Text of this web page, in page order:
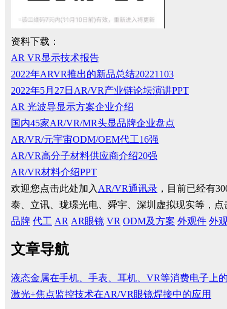
资料下载：
AR VR显示技术报告
2022年ARVR推出的新品总结20221103
2022年5月27日AR/VR产业链论坛演讲PPT
AR 光波导显示方案企业介绍
国内45家AR/VR/MR头显品牌企业盘点
AR/VR/元宇宙ODM/OEM代工16强
AR/VR高分子材料供应商介绍20强
AR/VR材料介绍PPT
欢迎您点击此处加入 AR/VR通讯录 ，目前已经有
泰、立讯、珑璟光电、舜宇、深圳虚拟现实等，
品牌 代工 AR AR眼镜 VR ODM及方案 外观件 外
文章导航
液态金属在手机、手表、耳机、VR等消费电子上
激光+焦点监控技术在AR/VR眼镜焊接中的应用